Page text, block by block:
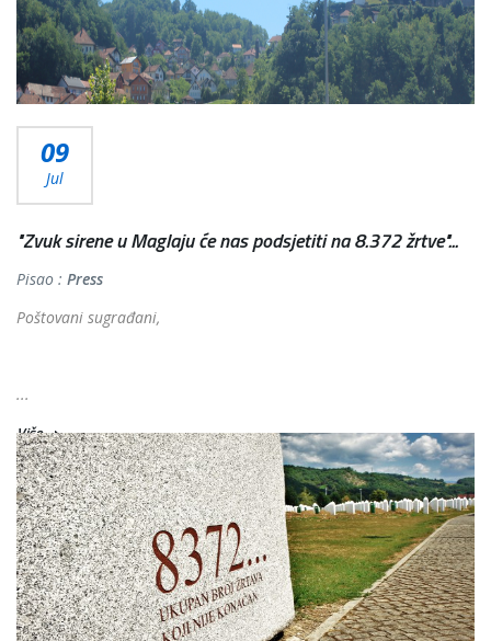
09
Jul
"Zvuk sirene u Maglaju će nas podsjetiti na 8.372 žrtve"...
Pisao : Press
Poštovani sugrađani,
...
Više...